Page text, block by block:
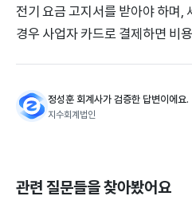
전기 요금 고지서를 받아야 하며,
경우 사업자 카드로 결제하면 비
정성훈 회계사가 검증한 답변이에요.
지수회계법인
관련 질문들을 찾아봤어요